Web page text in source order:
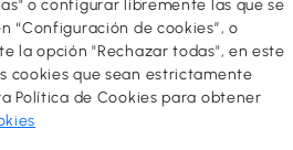
un
perfecta
o configurar libremente las que se
“Configuración de cookies”, o
la opción "Rechazar todas", en este
cookies que sean estrictamente
Política de Cookies para obtener